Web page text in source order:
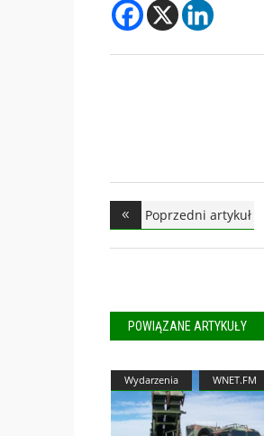
Poprzedni artykuł
POWIĄZANE ARTYKUŁY
Wydarzenia WNET.FM